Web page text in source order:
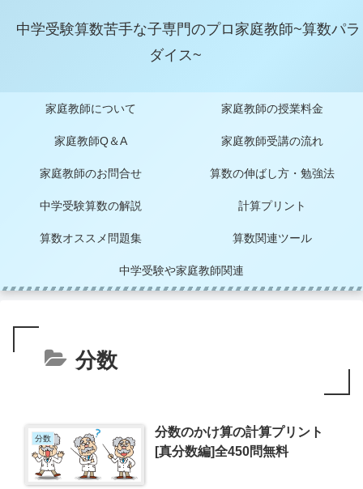
中学受験算数苦手な子専門のプロ家庭教師~算数パラ
ダイス~
家庭教師について 家庭教師の授業料金
家庭教師Q＆A 家庭教師受講の流れ
家庭教師のお問合せ 算数の伸ばし方・勉強法
中学受験算数の解説 計算プリント
算数オススメ問題集 算数関連ツール
中学受験や家庭教師関連
分数
分数
分数のかけ算の計算プリント
[真分数編]全450問無料